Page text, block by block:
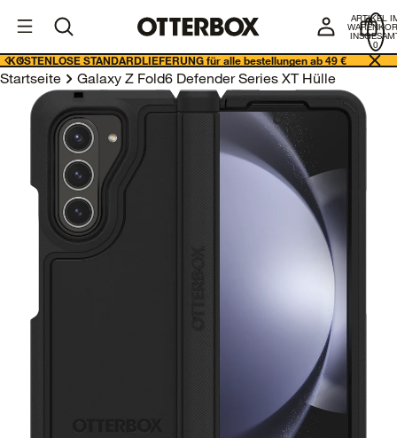
Geschäftslösungen ARTIKEL
0
KOSTENLOSE STANDARDLIEFERUNG für alle bestellungen ab 49 €
Startseite Galaxy Z Fold6 Defender Series XT Hülle